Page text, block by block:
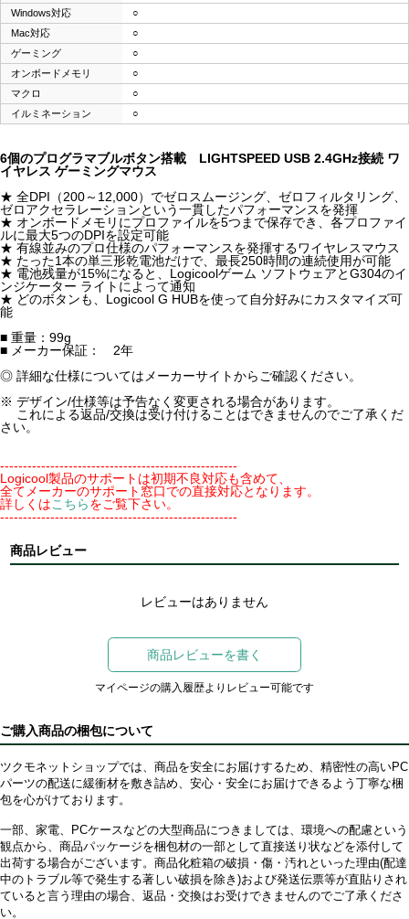
Windows対応
○
Mac対応
○
ゲーミング
○
オンボードメモリ
○
マクロ
○
イルミネーション
○
6個のプログラマブルボタン搭載 LIGHTSPEED USB 2.4GHz接続 ワ
イヤレス ゲーミングマウス
★ 全DPI（200～12,000）でゼロスムージング、ゼロフィルタリング、
ゼロアクセラレーションという一貫したパフォーマンスを発揮
★ オンボードメモリにプロファイルを5つまで保存でき、各プロファイ
ルに最大5つのDPIを設定可能
★ 有線並みのプロ仕様のパフォーマンスを発揮するワイヤレスマウス
★ たった1本の単三形乾電池だけで、最長250時間の連続使用が可能
★ 電池残量が15%になると、Logicoolゲーム ソフトウェアとG304のイ
ンジケーター ライトによって通知
★ どのボタンも、Logicool G HUBを使って自分好みにカスタマイズ可
能
■ 重量：99g
■ メーカー保証： 2年
◎ 詳細な仕様についてはメーカーサイトからご確認ください。
※ デザイン/仕様等は予告なく変更される場合があります。
これによる返品/交換は受け付けることはできませんのでご了承くだ
さい。
----------------------------------------------------
Logicool製品のサポートは初期不良対応も含めて、
全てメーカーのサポート窓口での直接対応となります。
詳しくはこちらをご覧下さい。
----------------------------------------------------
商品レビュー
レビューはありません
商品レビューを書く
マイページの購入履歴よりレビュー可能です
ご購入商品の梱包について
ツクモネットショップでは、商品を安全にお届けするため、精密性の高いPC
パーツの配送に緩衝材を敷き詰め、安心・安全にお届けできるよう丁寧な梱
包を心がけております。
一部、家電、PCケースなどの大型商品につきましては、環境への配慮という
観点から、商品パッケージを梱包材の一部として直接送り状などを添付して
出荷する場合がございます。商品化粧箱の破損・傷・汚れといった理由(配達
中のトラブル等で発生する著しい破損を除き)および発送伝票等が直貼りされ
ていると言う理由の場合、返品・交換はお受けできませんのでご了承くださ
い。